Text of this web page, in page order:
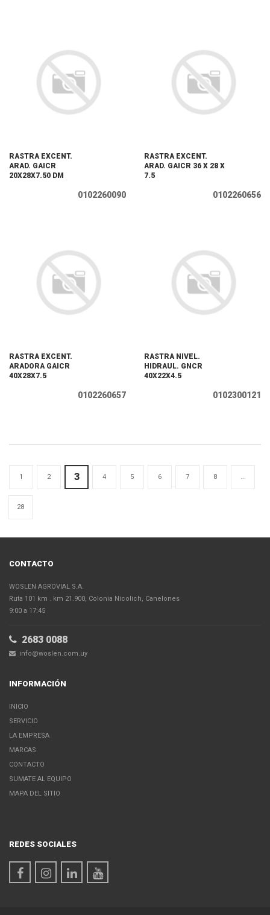
RASTRA EXCENT.
ARAD. GAICR
20X28X7.50 DM
0102260090
RASTRA EXCENT.
ARAD. GAICR 36 X 28 X
7.5
0102260656
RASTRA EXCENT.
ARADORA GAICR
40X28X7.5
0102260657
RASTRA NIVEL.
HIDRAUL. GNCR
40X22X4.5
0102300121
1 2 3 4 5 6 7 8 ...
28
CONTACTO
WOSLEN AGROVIAL S.A.
Ruta 101 km . km 21.900, Colonia Nicolich, Canelones
9:00 a 17:45
2683 0088
info@woslen.com.uy
INFORMACIÓN
INICIO
SERVICIO
LA EMPRESA
MARCAS
CONTACTO
SUMATE AL EQUIPO
MAPA DEL SITIO
REDES SOCIALES